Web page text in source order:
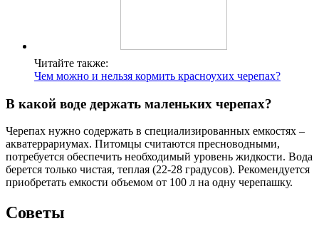
Читайте также:
Чем можно и нельзя кормить красноухих черепах?
В какой воде держать маленьких черепах?
Черепах нужно содержать в специализированных емкостях –
акватеррариумах. Питомцы считаются пресноводными,
потребуется обеспечить необходимый уровень жидкости. Вода
берется только чистая, теплая (22-28 градусов). Рекомендуется
приобретать емкости объемом от 100 л на одну черепашку.
Советы